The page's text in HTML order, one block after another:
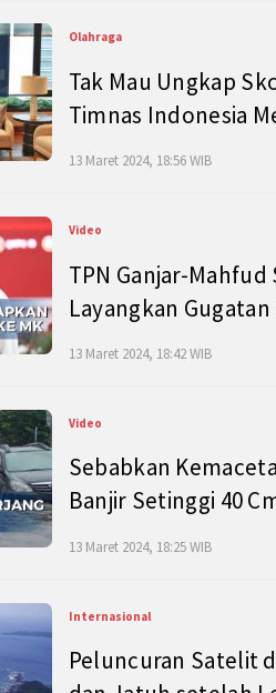
Olahraga
Tak Mau Ungkap
Timnas Indonesia
13 Maret 2024, 18:56 WIB
Video
TPN Ganjar-
Layangkan
13 Maret 2024, 18:42 WIB
Video
Sebabkan
Banjir Setinggi 40
13 Maret 2024, 18:25 WIB
Internasional
Peluncuran Satelit